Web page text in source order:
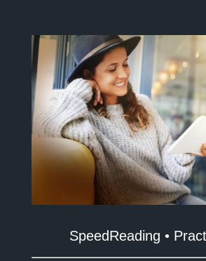
SpeedReading •